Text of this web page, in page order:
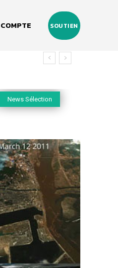
SOUTIEN
News Sélection